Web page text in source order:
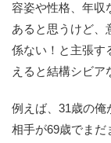
容姿や性格、年収
あると思うけど、
係ない！と主張す
えると結構シビア
例えば、31歳の俺
相手が69歳でまだ